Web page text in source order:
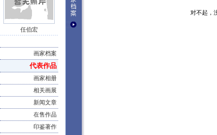
任伯宏
画家档案
代表作品
画家相册
相关画展
新闻文章
在售作品
印鉴著作
对不起，